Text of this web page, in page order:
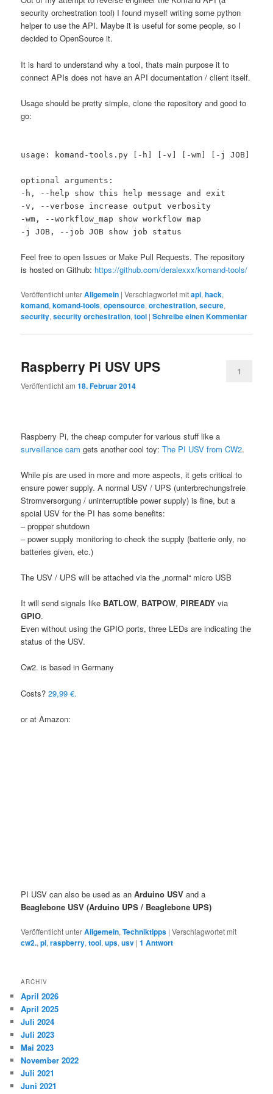
security orchestration tool) I found myself writing some python
helper to use the API. Maybe it is useful for some people, so I
decided to OpenSource it.
It is hard to understand why a tool, thats main purpose it to
connect APIs does not have an API documentation / client itself.
Usage should be pretty simple, clone the repository and good to
go:
usage: komand-tools.py [-h] [-v] [-wm] [-j JOB]
optional arguments:
-h, --help show this help message and exit
-v, --verbose increase output verbosity
-wm, --workflow_map show workflow map
-j JOB, --job JOB show job status
Feel free to open Issues or Make Pull Requests. The repository
is hosted on Github: https://github.com/deralexxx/komand-tools/
Veröffentlicht unterAllgemein |Verschlagwortet mitapi,hack,
komand,komand-tools,opensource,orchestration,secure,
security,security orchestration,tool |Schreibe einen Kommentar
Raspberry Pi USV UPS
Veröffentlicht am18. Februar 2014
1
Raspberry Pi, the cheap computer for various stuff like a
surveillance cam gets another cool toy:The PI USV from CW2.
While pis are used in more and more aspects, it gets critical to
ensure power supply. A normal USV / UPS (unterbrechungsfreie
Stromversorgung / uninterruptible power supply) is fine, but a
spcial USV for the PI has some benefits:
– propper shutdown
– power supply monitoring to check the supply (batterie only, no
batteries given, etc.)
The USV / UPS will be attached via the „normal“ micro USB
It will send signals like BATLOW, BATPOW, PIREADYvia
GPIO.
Even without using the GPIO ports, three LEDs are indicating the
status of the USV.
Cw2. is based in Germany
Costs?29,99 €.
or at Amazon:
PI USV can also be used as anArduino USV and a
Beaglebone USV (Arduino UPS / Beaglebone UPS)
Veröffentlicht unterAllgemein,Techniktipps |Verschlagwortet mit
cw2.,pi,raspberry,tool,ups,usv |1 Antwort
ARCHIV
April 2026
April 2025
Juli 2024
Juli 2023
Mai 2023
November 2022
Juli 2021
Juni 2021